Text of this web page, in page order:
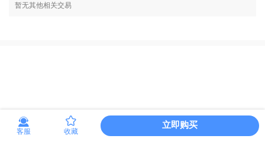
暂无其他相关交易
客服 收藏
立即购买